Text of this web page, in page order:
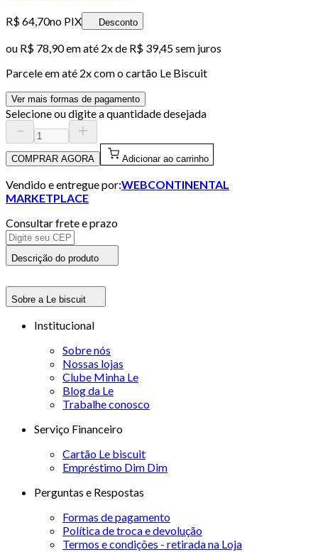
R$ 64,70no PIX Desconto
ou R$ 78,90em até 2x de R$ 39,45 sem juros
Parcele em até 2x com o cartão Le Biscuit
Ver mais formas de pagamento
Selecione ou digite a quantidade desejada
COMPRAR AGORA Adicionar ao carrinho
Vendido e entregue por:WEBCONTINENTAL
MARKETPLACE
Consultar frete e prazo
Descrição do produto
Sobre a Le biscuit
Institucional
Sobre nós
Nossas lojas
Clube Minha Le
Blog da Le
Trabalhe conosco
Serviço Financeiro
Cartão Le biscuit
Empréstimo Dim Dim
Perguntas e Respostas
Formas de pagamento
Política de troca e devolução
Termos e condições - retirada na Loja